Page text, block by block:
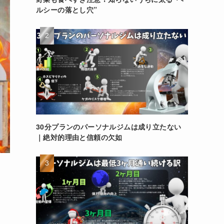
ルシーの落とし穴”
30分プランのパーソナルジムは成り立たない
｜絶対的理由と信頼の欠如